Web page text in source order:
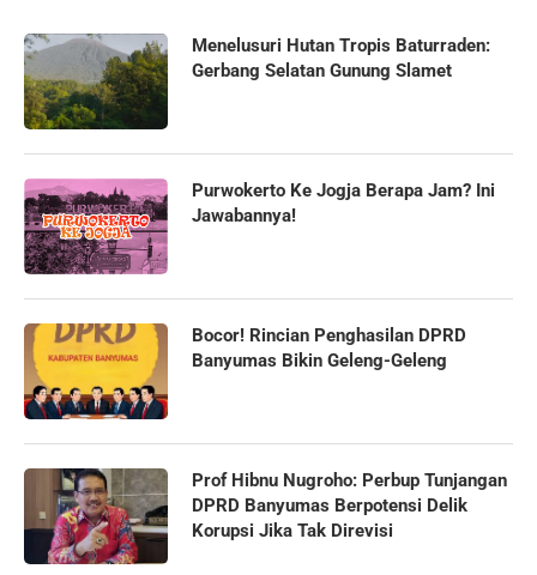
Menelusuri Hutan Tropis Baturraden:
Gerbang Selatan Gunung Slamet
Purwokerto Ke Jogja Berapa Jam? Ini
Jawabannya!
Bocor! Rincian Penghasilan DPRD
Banyumas Bikin Geleng-Geleng
Prof Hibnu Nugroho: Perbup Tunjangan
DPRD Banyumas Berpotensi Delik
Korupsi Jika Tak Direvisi